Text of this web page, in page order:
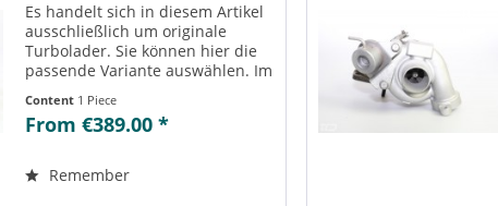
Es handelt sich in diesem Artikel
ausschließlich um originale
Turbolader. Sie können hier die
passende Variante auswählen. Im
Teilenummern“ können Sie die zu
der ausgewählten Variante
einsehen....
Content 1 Piece
From €389.00 *
Remember